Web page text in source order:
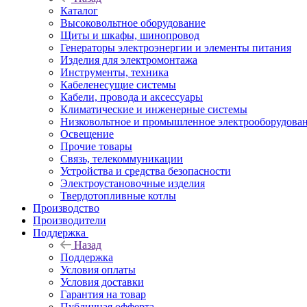
Каталог
Высоковольтное оборудование
Щиты и шкафы, шинопровод
Генераторы электроэнергии и элементы питания
Изделия для электромонтажа
Инструменты, техника
Кабеленесущие системы
Кабели, провода и аксессуары
Климатические и инженерные системы
Низковольтное и промышленное
Освещение
Прочие товары
Связь, телекоммуникации
Устройства и средства безопасности
Электроустановочные изделия
Твердотопливные котлы
Производство
Производители
Поддержка
Назад
Поддержка
Условия оплаты
Условия доставки
Гарантия на товар